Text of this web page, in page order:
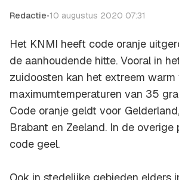
Redactie•10 augustus 2020 07:31
Het KNMI heeft code oranje
de aanhoudende hitte. Vooral in
zuidoosten kan het extreem warm
maximumtemperaturen van 35
Code oranje geldt voor
Brabant en Zeeland. In de
code geel.